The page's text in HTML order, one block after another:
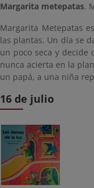
Margarita metepatas.
Margarita Metepatas
las plantas. Un día se
un poco seca y decide
nunca acierta en la
un papá, a una niña
16 de julio